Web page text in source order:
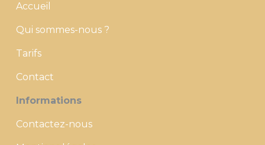
Accueil
Qui sommes-nous ?
Tarifs
Contact
Informations
Contactez-nous